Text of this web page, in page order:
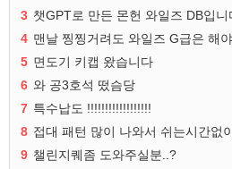
3 챗GPT로 만든 몬헌 와일즈 DB입니
4 맨날 찡찡거려도 와일즈 G급은 해
5 면도기 키캡 왔습니다
6 와 공3호석 떴슴당
7 특수납도 !!!!!!!!!!!!!!!!!!
8 접대 패턴 많이 나와서 쉬는시간없
9 챌린지퀘좀 도와주실분..?